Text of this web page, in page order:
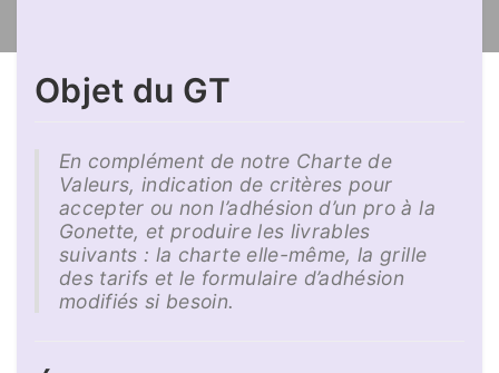
Objet du GT
En complément de notre Charte de
Valeurs, indication de critères pour
accepter ou non l’adhésion d’un pro à la
Gonette, et produire les livrables
suivants : la charte elle-même, la grille
des tarifs et le formulaire d’adhésion
modifiés si besoin.